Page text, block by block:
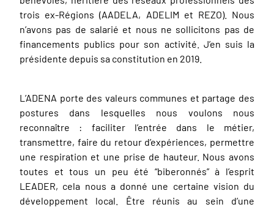
trois ex-Régions (AADELA, ADELIM et REZO). Nous
n’avons pas de salarié et nous ne sollicitons pas de
financements publics pour son activité. J’en suis la
présidente depuis sa constitution en 2019.
L’ADENA porte des valeurs communes et partage des
postures dans lesquelles nous voulons nous
reconnaître : faciliter l’entrée dans le métier,
transmettre, faire du retour d’expériences, permettre
une respiration et une prise de hauteur. Nous avons
toutes et tous un peu été “biberonnés” à l’esprit
LEADER, cela nous a donné une certaine vision du
développement local. Être réunis au sein d’une